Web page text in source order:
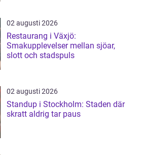
02 augusti 2026
Restaurang i Växjö:
Smakupplevelser mellan sjöar,
slott och stadspuls
02 augusti 2026
Standup i Stockholm: Staden där
skratt aldrig tar paus